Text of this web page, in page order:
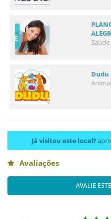
Saúde
Dudu
Já visitou este local?
Avaliações
AVALIE